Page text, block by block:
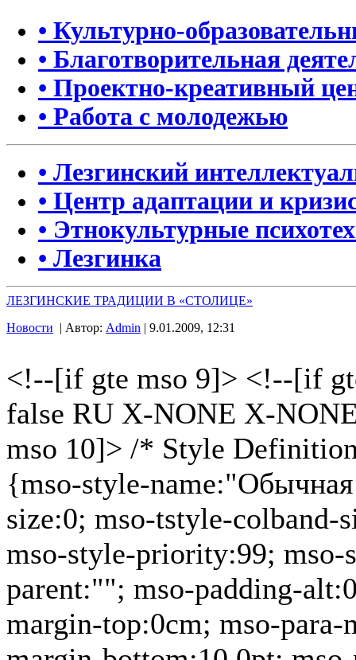
• Культурно-
• Благотворительная
• Проектно-креативный
• Работа с молодежью
• Лезгинский
• Центр адаптации и
• Этнокультурные
• Лезгинка
ЛЕЗГИНСКИЕ ТРАДИЦИИ В «СТОЛИЦЕ»
Новости | Автор: Admin | 9.01.2009, 12:31
<!--[if gte mso 9]> <!--[if
false RU X-NONE X-
mso 10]> /* Style
{mso-style-
size:0; mso-tstyle-colband-
mso-style-priority:99;
parent:""; mso-padding-
margin-top:0cm; mso-